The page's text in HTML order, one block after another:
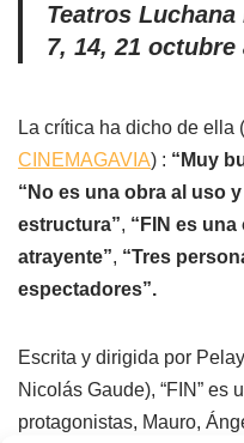
Teatros
7, 14, 21 octubre
La crítica ha dicho de ella (
CINEMAGAVIA) : “Muy
“No es una obra al uso
estructura”, “FIN es
atrayente”, “Tres
espectadores”.
Escrita y dirigida por
Nicolás Gaude), “FIN” es
protagonistas, Mauro,